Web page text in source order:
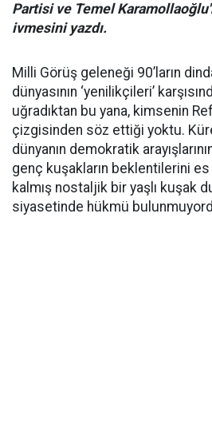
Partisi ve Temel
ivmesini yazdı.
Milli Görüş geleneği 90’ların
dünyasının ‘yenilikçileri’
uğradıktan bu yana, kimsenin
çizgisinden söz ettiği yoktu.
dünyanın demokratik
genç kuşakların beklentilerini es
kalmış nostaljik bir yaşlı kuşak
siyasetinde hükmü